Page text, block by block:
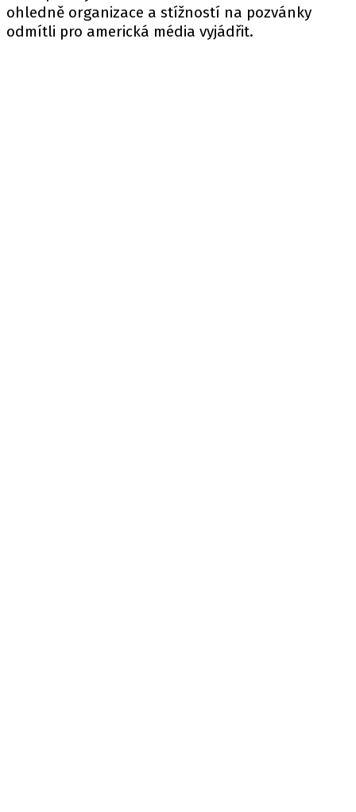
ohledně organizace a stížností na pozvánky
odmítli pro americká média vyjádřit.